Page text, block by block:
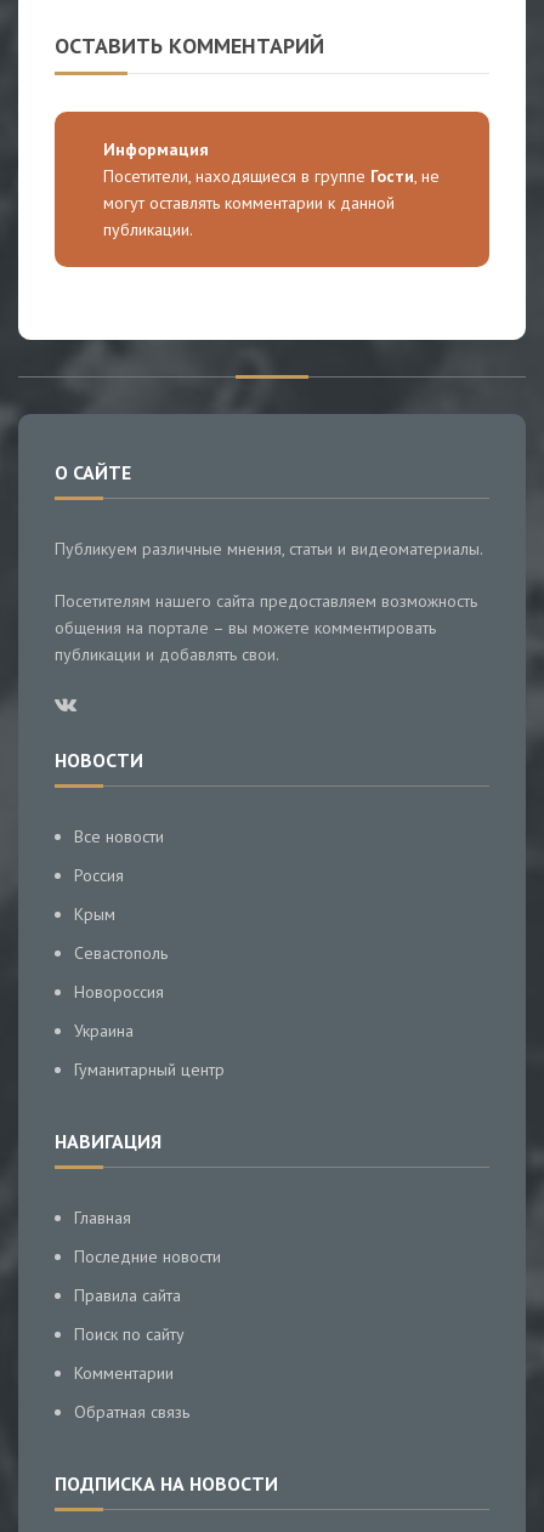
ОСТАВИТЬ КОММЕНТАРИЙ
Информация
Посетители, находящиеся в группе Гости, не
могут оставлять комментарии к данной
публикации.
О САЙТЕ
Публикуем различные мнения, статьи и видеоматериалы.
Посетителям нашего сайта предоставляем возможность
общения на портале – вы можете комментировать
публикации и добавлять свои.
НОВОСТИ
Все новости
Россия
Крым
Севастополь
Новороссия
Украина
Гуманитарный центр
НАВИГАЦИЯ
Главная
Последние новости
Правила сайта
Поиск по сайту
Комментарии
Обратная связь
ПОДПИСКА НА НОВОСТИ